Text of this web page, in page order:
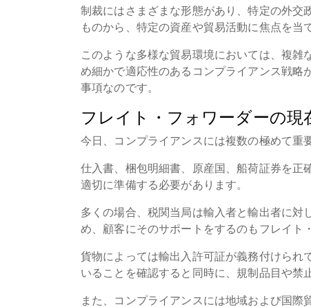
制裁にはさまざまな形態があり、特定の外交
ものから、特定の資産や貿易活動に焦点を当
このような多様な貿易環境においては、複雑
め細かで適応性のあるコンプライアンス戦略
事項なのです。
フレイト・フォワーダーの
今日、コンプライアンスには複数の極めて重
仕入書、梱包明細書、原産国、船荷証券を正
適切に準備する必要があります。
多くの場合、税関当局は輸入者と輸出者に対
め、顧客にそのサポートをするのもフレイト
貨物によっては輸出入許可証が義務付けられ
いることを確認すると同時に、規制品目や禁
また、コンプライアンスには地域および国